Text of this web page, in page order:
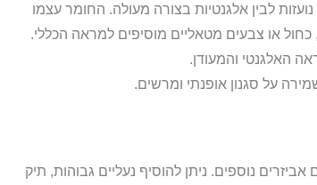
לבין אלגנטיות בצורה מעולה. החומר עצמו
או צבעים מטאליים מוסיפים למראה הכללי.
האלגנטי והמעודן.
על סגנון אופנתי ומרשים.
נוספים. ניתן להוסיף נעליים גבוהות, תיק